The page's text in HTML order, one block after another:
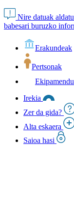
Nire datuak
babesari buruzko
Erakundeak
Pertsonak
Irekia
Zer da gida?
Alta eskaera
Saioa hasi